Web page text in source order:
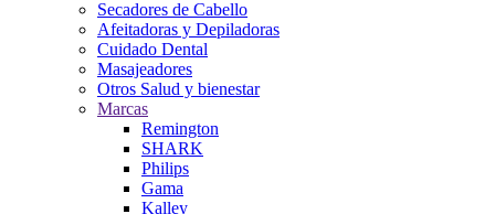
Secadores de Cabello
Afeitadoras y Depiladoras
Cuidado Dental
Masajeadores
Otros Salud y bienestar
Marcas
Remington
SHARK
Philips
Gama
Kalley